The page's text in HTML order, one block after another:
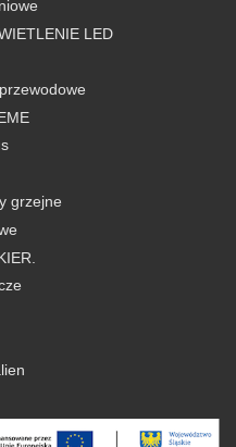
LED
grzejne